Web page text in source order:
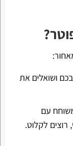
ושואלים את
עם
לקלוט.